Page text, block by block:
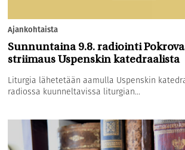
Ajankohtaista
Sunnuntaina 9.8. radiointi
striimaus Uspenskin katedraalista
Liturgia lähetetään aamulla Uspenskin
radiossa kuunneltavissa liturgian...